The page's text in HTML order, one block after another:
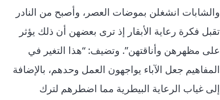
والشابات انشغلن بموضات العصر، وأصبح من النادر
تقبل فكرة رعاية الأبقار إذ ترى بعضهن أن ذلك يؤثر
على مظهرهن وأناقتهن”. وتضيف: “هذا التغير في
المفاهيم جعل الآباء يواجهون العمل وحدهم، بالإضافة
إلى غياب الرعاية البيطرية مما اضطرهم لترك